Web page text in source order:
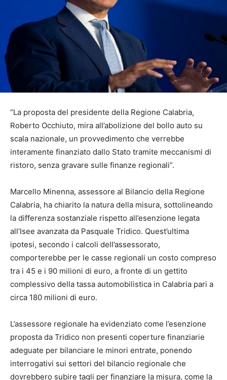
“La proposta del presidente della Regione Calabria,
Roberto Occhiuto, mira all’abolizione del bollo auto su
scala nazionale, un provvedimento che verrebbe
interamente finanziato dallo Stato tramite meccanismi di
ristoro, senza gravare sulle finanze regionali”.
Marcello Minenna, assessore al Bilancio della Regione
Calabria, ha chiarito la natura della misura, sottolineando
la differenza sostanziale rispetto all’esenzione legata
all’Isee avanzata da Pasquale Tridico. Quest’ultima
ipotesi, secondo i calcoli dell’assessorato,
comporterebbe per le casse regionali un costo compreso
tra i 45 e i 90 milioni di euro, a fronte di un gettito
complessivo della tassa automobilistica in Calabria pari a
circa 180 milioni di euro.
L’assessore regionale ha evidenziato come l’esenzione
proposta da Tridico non presenti coperture finanziarie
adeguate per bilanciare le minori entrate, ponendo
interrogativi sui settori del bilancio regionale che
dovrebbero subire tagli per finanziare la misura, come la